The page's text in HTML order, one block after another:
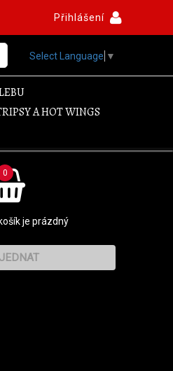
Přihlášení
Select Language ▼
A HOT WINGS
0
je prázdný